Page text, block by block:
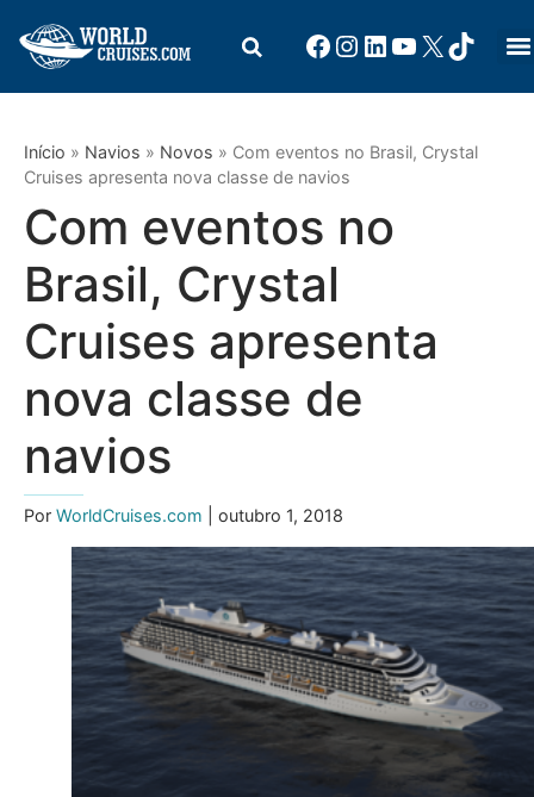
Início » Navios » Novos » Com eventos no Brasil, Crystal
Cruises apresenta nova classe de navios
Com eventos no
Brasil, Crystal
Cruises apresenta
nova classe de
navios
Por WorldCruises.com | outubro 1, 2018